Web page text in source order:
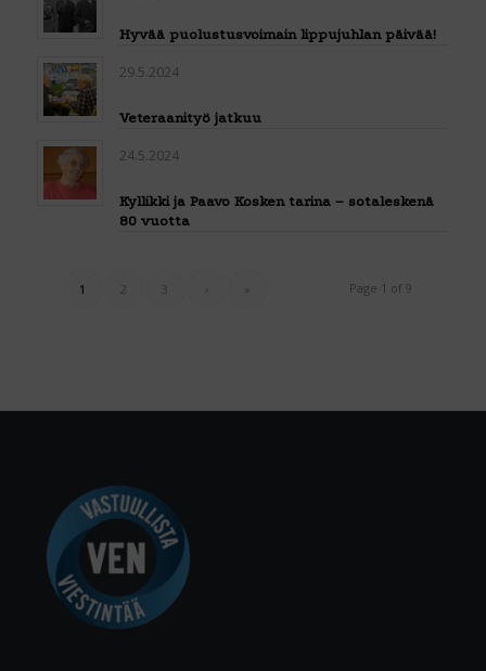
Hyvää puolustusvoimain lippujuhlan päivää!
29.5.2024
Veteraanityö jatkuu
24.5.2024
Kyllikki ja Paavo Kosken tarina – sotaleskenä
80 vuotta
Page 1 of 9
1 2 3 › »